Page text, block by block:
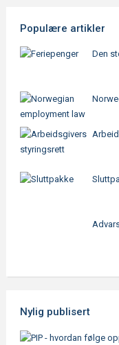
Populære artikler
Den
Nylig publisert